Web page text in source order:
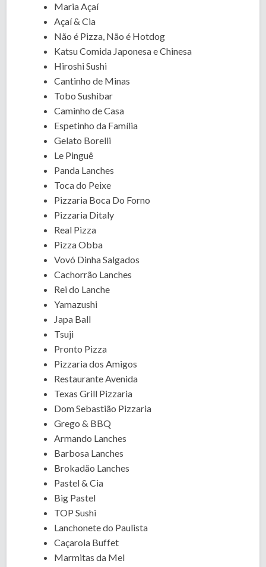
Maria Açaí
Açaí & Cia
Não é Pizza, Não é Hotdog
Katsu Comida Japonesa e Chinesa
Hiroshi Sushi
Cantinho de Minas
Tobo Sushibar
Caminho de Casa
Espetinho da Família
Gelato Borelli
Le Pinguê
Panda Lanches
Toca do Peixe
Pizzaria Boca Do Forno
Pizzaria Ditaly
Real Pizza
Pizza Obba
Vovó Dinha Salgados
Cachorrão Lanches
Rei do Lanche
Yamazushi
Japa Ball
Tsuji
Pronto Pizza
Pizzaria dos Amigos
Restaurante Avenida
Texas Grill Pizzaria
Dom Sebastião Pizzaria
Grego & BBQ
Armando Lanches
Barbosa Lanches
Brokadão Lanches
Pastel & Cia
Big Pastel
TOP Sushi
Lanchonete do Paulista
Caçarola Buffet
Marmitas da Mel